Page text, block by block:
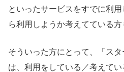
といったサービスをすでに利
ら利用しようか考えてている方
そういった方にとって、「スタ
は、利用をしている／考えて